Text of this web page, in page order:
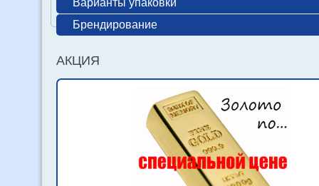
Брендирование
АКЦИЯ